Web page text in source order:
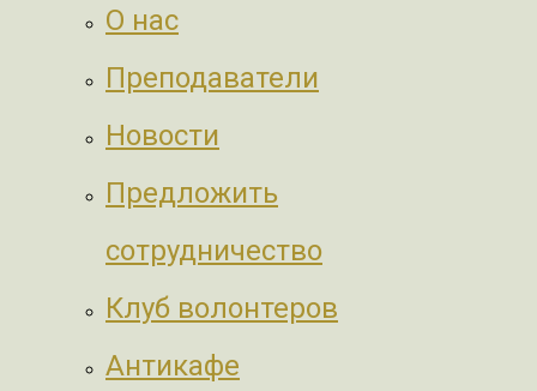
О нас
Преподаватели
Новости
Предложить
сотрудничество
Клуб волонтеров
Антикафе